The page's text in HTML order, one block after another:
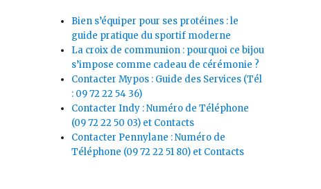
Bien s’équiper pour ses protéines : le
guide pratique du sportif moderne
La croix de communion : pourquoi ce bijou
s’impose comme cadeau de cérémonie ?
Contacter Mypos : Guide des Services (Tél
: 09 72 22 54 36)
Contacter Indy : Numéro de Téléphone
(09 72 22 50 03) et Contacts
Contacter Pennylane : Numéro de
Téléphone (09 72 22 51 80) et Contacts